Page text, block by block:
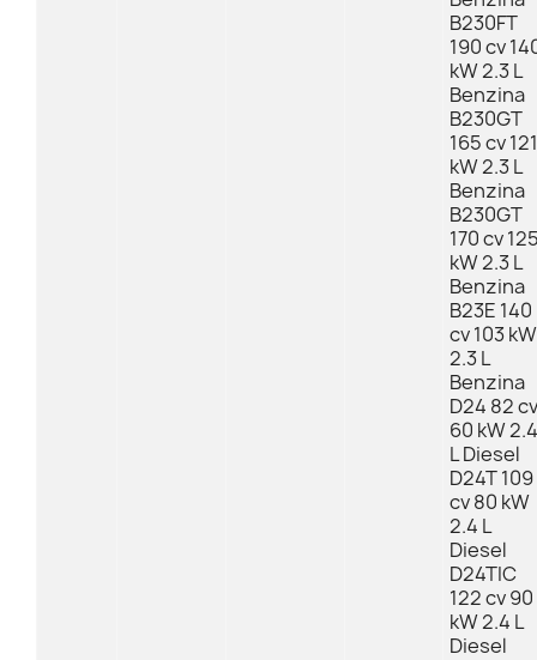
B230FT
190 cv
kW 2.3 L
Benzina
B230GT
165 cv 121
kW 2.3 L
Benzina
B230GT
170 cv
kW 2.3 L
Benzina
B23E 140
cv 103 kW
2.3 L
Benzina
D24 82 cv
60 kW 2.4
L Diesel
D24T 109
cv 80 kW
2.4 L
Diesel
D24TIC
122 cv 90
kW 2.4 L
Diesel